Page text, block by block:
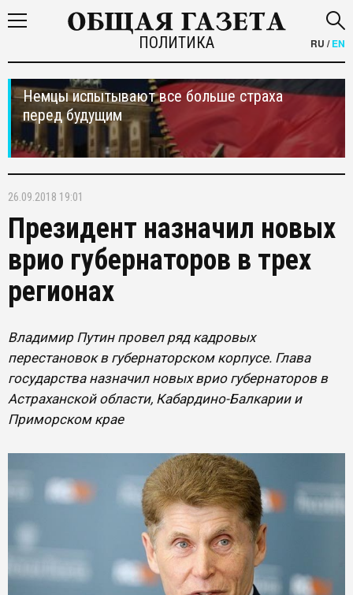
ПОЛИТИКА RU /EN
Немцы испытывают все больше страха
перед будущим
26.09.2018 19:01
Президент назначил новых
врио губернаторов в трех
регионах
Владимир Путин провел ряд кадровых
перестановок в губернаторском корпусе. Глава
государства назначил новых врио губернаторов в
Астраханской области, Кабардино-Балкарии и
Приморском крае